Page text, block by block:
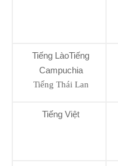
Tiếng LàoTiếng
Campuchia
Tiếng Thái Lan
Tiếng Việt